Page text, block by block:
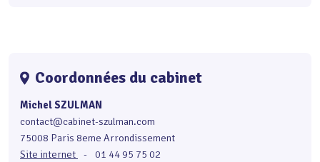
Coordonnées du cabinet
Michel SZULMAN
contact@cabinet-szulman.com
75008 Paris 8eme Arrondissement
Site internet
- 01 44 95 75 02